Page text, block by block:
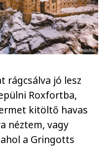
rágcsálva jó lesz
Roxfortba,
kitöltő havas
néztem, vagy
a Gringotts